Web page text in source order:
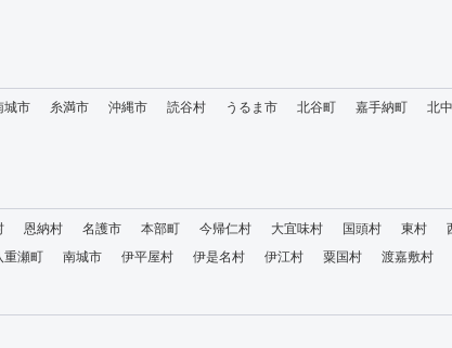
城市 糸満市 沖縄市 読谷村 うるま市 北谷町 嘉手納町 北
恩納村 名護市 本部町 今帰仁村 大宜味村 国頭村 東村
重瀬町 南城市 伊平屋村 伊是名村 伊江村 粟国村 渡嘉敷村